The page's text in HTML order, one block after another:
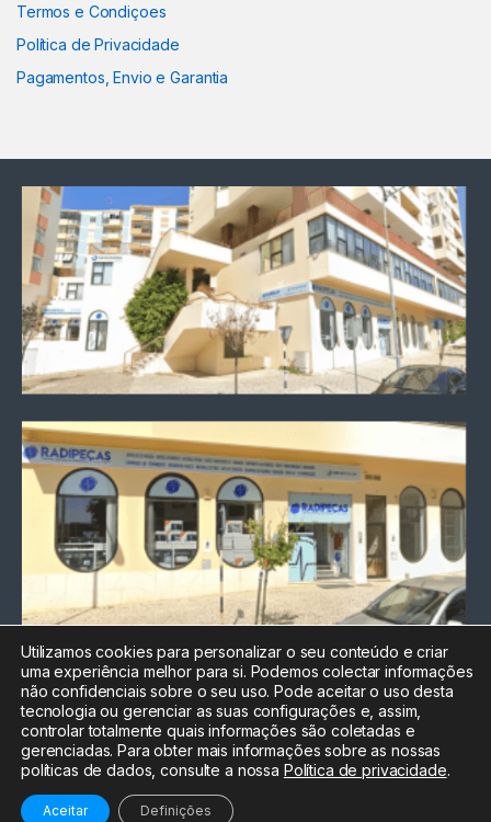
Termos e Condiçoes
Política de Privacidade
Pagamentos, Envio e Garantia
Chamada para a rede fixa
nacional
Electrónica:212
588 047
Informática:212
588 044
Utilizamos cookies para personalizar o seu conteúdo e criar
uma experiência melhor para si. Podemos colectar informações
não confidenciais sobre o seu uso. Pode aceitar o uso desta
tecnologia ou gerenciar as suas configurações e, assim,
controlar totalmente quais informações são coletadas e
gerenciadas. Para obter mais informações sobre as nossas
políticas de dados, consulte a nossa Política de privacidade.
Aceitar Definições